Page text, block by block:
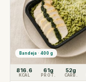
Bandeja · 400 g
816.6
KCAL
61g
PROT.
52g
CARB.